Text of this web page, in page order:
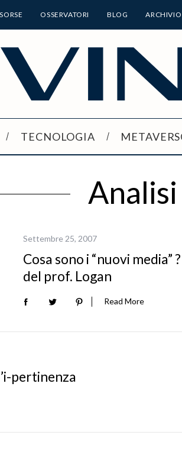
OSSERVATORI BLOG ARCHIVIO
TECNOLOGIA
Analisi
Settembre 25, 2007
Cosa sono i “nuovi media”
del prof. Logan
Read More
pertinenza